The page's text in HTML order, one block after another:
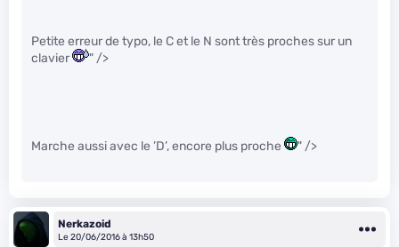
Petite erreur de typo, le C et le N sont très proches sur un
clavier
" />
Marche aussi avec le ’D’, encore plus proche " />
Nerkazoid
Le 20/06/2016 à 13h50